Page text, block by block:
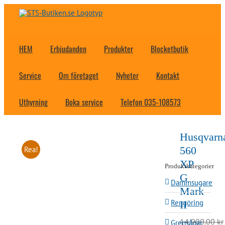
Fortsätt
HEM Erbjudanden Produkter Blocketbutik
Service Om företaget Nyheter Kontakt
Uthyrning Boka service Telefon 035-108573
Rea!
560
XP
G
Mark
II
14,900.00kr
Produktkategorier
Dammsugare
Rengöring
Grensågar